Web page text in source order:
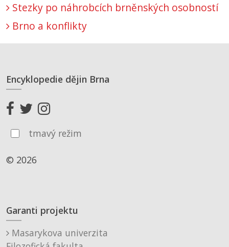
Stezky po náhrobcích brněnských osobností
Brno a konflikty
Encyklopedie dějin Brna
tmavý režim
© 2026
Garanti projektu
Masarykova univerzita